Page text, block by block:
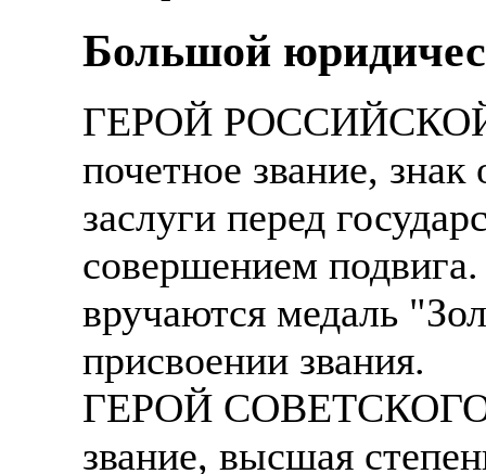
Большой
ГЕРОЙ РОССИЙСКОЙ
почетное звание, знак
заслуги перед
совершением
вручаются медаль
присвоении звания.
ГЕРОЙ СОВЕТСКОГО
звание, высшая